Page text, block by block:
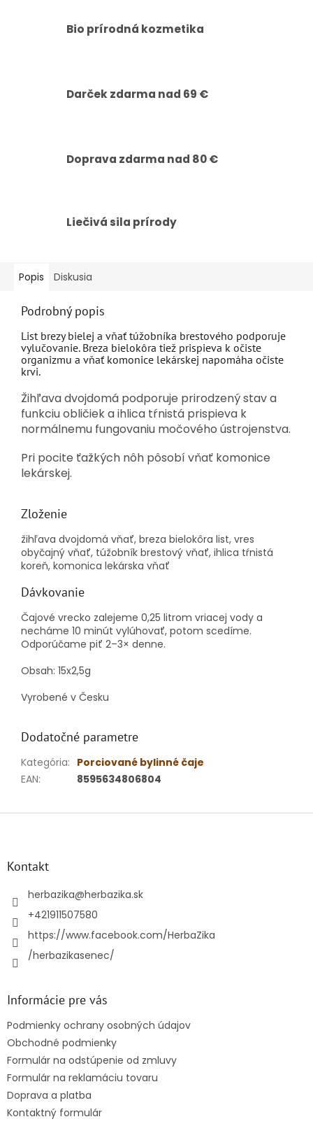
Bio prírodná kozmetika
Darček zdarma nad 69 €
Doprava zdarma nad 80 €
Liečivá sila prírody
Popis Diskusia
Podrobný popis
List brezy bielej a vňať túžobníka brestového podporuje
vylučovanie. Breza bielokôra tiež prispieva k očiste
organizmu a vňať komonice lekárskej napomáha očiste
krvi.
Žihľava dvojdomá podporuje prirodzený stav a
funkciu obličiek a ihlica tŕnistá prispieva k
normálnemu fungovaniu močového ústrojenstva.
Pri pocite ťažkých nôh pôsobí vňať komonice
lekárskej.
Zloženie
žihľava dvojdomá vňať, breza bielokôra list, vres
obyčajný vňať, túžobník brestový vňať, ihlica tŕnistá
koreň, komonica lekárska vňať
Dávkovanie
Čajové vrecko zalejeme 0,25 litrom vriacej vody a
necháme 10 minút vylúhovať, potom scedíme.
Odporúčame piť 2–3× denne.
Obsah: 15x2,5g
Vyrobené v Česku
Dodatočné parametre
Kategória: Porciované bylinné čaje
EAN: 8595634806804
Kontakt
herbazika@herbazika.sk
+421911507580
https://www.facebook.com/HerbaZika
/herbazikasenec/
Informácie pre vás
Podmienky ochrany osobných údajov
Obchodné podmienky
Formulár na odstúpenie od zmluvy
Formulár na reklamáciu tovaru
Doprava a platba
Kontaktný formulár